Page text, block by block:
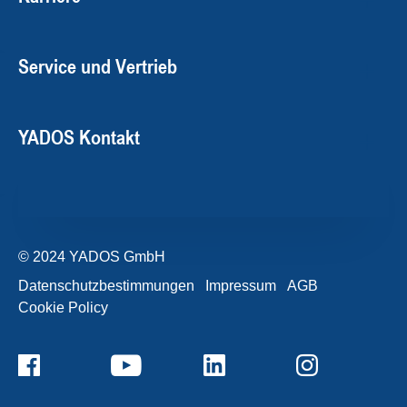
Service und Vertrieb
YADOS Kontakt
© 2024 YADOS GmbH
Datenschutzbestimmungen
Impressum
AGB
Cookie Policy